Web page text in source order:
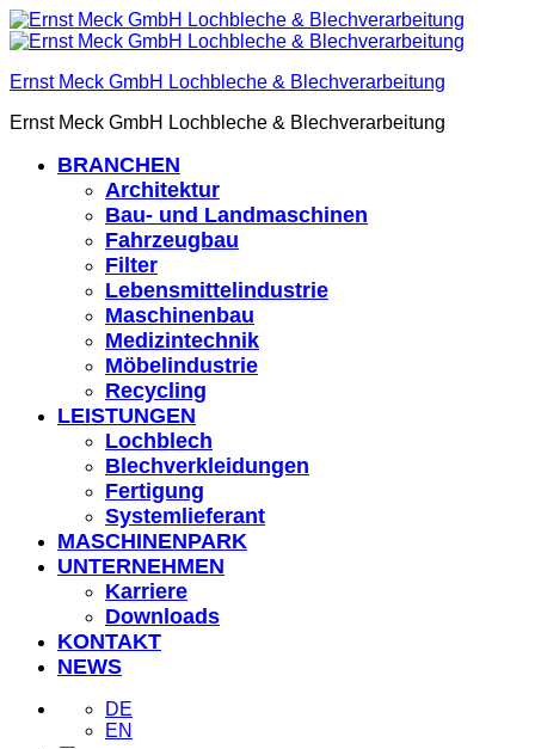
Ernst Meck GmbH Lochbleche & Blechverarbeitung
Ernst Meck GmbH Lochbleche & Blechverarbeitung
BRANCHEN
Architektur
Bau- und Landmaschinen
Fahrzeugbau
Filter
Lebensmittelindustrie
Maschinenbau
Medizintechnik
Möbelindustrie
Recycling
LEISTUNGEN
Lochblech
Blechverkleidungen
Fertigung
Systemlieferant
MASCHINENPARK
UNTERNEHMEN
Karriere
Downloads
KONTAKT
NEWS
DE
EN